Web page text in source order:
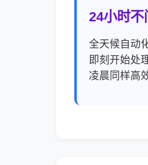
24小时不
全天候自动
即刻开始处
凌晨同样高